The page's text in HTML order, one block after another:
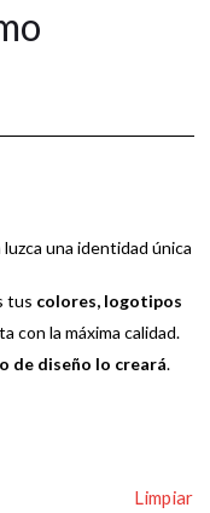
una identidad única
tus colores, logotipos
con la máxima calidad.
de diseño lo creará.
Limpiar